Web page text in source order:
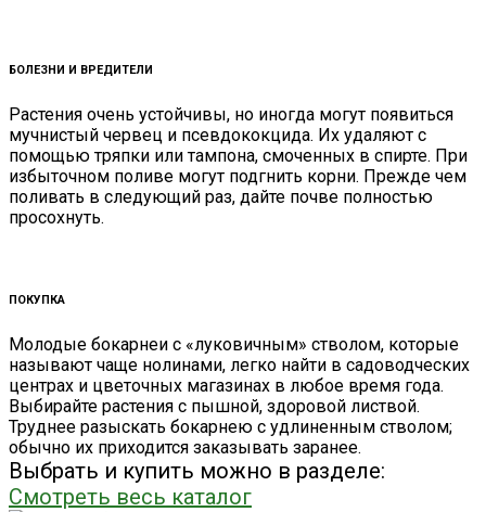
БОЛЕЗНИ И ВРЕДИТЕЛИ
Растения очень устойчивы, но иногда могут появиться
мучнистый червец и псевдококцида. Их удаляют с
помощью тряпки или тампона, смоченных в спирте. При
избыточном поливе могут подгнить корни. Прежде чем
поливать в следующий раз, дайте почве полностью
просохнуть.
ПОКУПКА
Молодые бокарнеи с «луковичным» стволом, которые
называют чаще нолинами, легко найти в садоводческих
центрах и цветочных магазинах в любое время года.
Выбирайте растения с пышной, здоровой листвой.
Труднее разыскать бокарнею с удлиненным стволом;
обычно их приходится заказывать заранее.
Выбрать и купить можно в разделе:
Смотреть весь каталог